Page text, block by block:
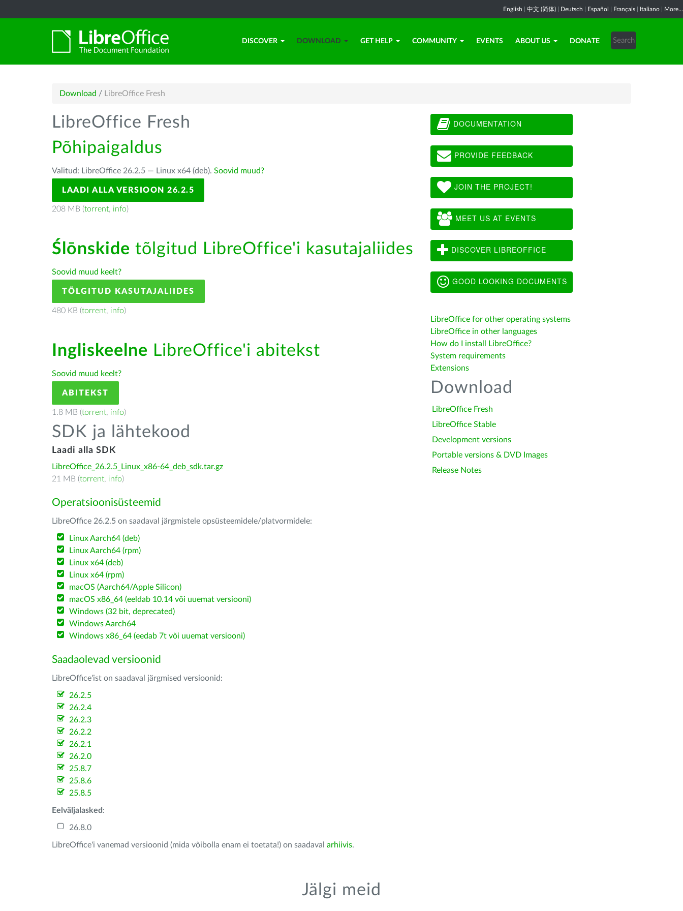
English 中文 (简体) Deutsch Español Français Italiano More...
DISCOVER DOWNLOAD GET HELP COMMUNITY EVENTS ABOUT US DONATE
Download / LibreOffice Fresh
LibreOffice Fresh
Põhipaigaldus
Valitud: LibreOffice 26.2.5 — Linux x64 (deb). Soovid muud?
LAADI ALLA VERSIOON 26.2.5
208 MB (torrent, info)
Ślōnskide tõlgitud LibreOffice'i kasutajaliides
Soovid muud keelt?
TÕLGITUD KASUTAJALIIDES
480 KB (torrent, info)
Ingliskeelne LibreOffice'i abitekst
Soovid muud keelt?
ABITEKST
1.8 MB (torrent, info)
SDK ja lähtekood
Laadi alla SDK
LibreOffice_26.2.5_Linux_x86-64_deb_sdk.tar.gz
21 MB (torrent, info)
Operatsioonisüsteemid
LibreOffice 26.2.5 on saadaval järgmistele opsüsteemidele/platvormidele:
Linux Aarch64 (deb)
Linux Aarch64 (rpm)
Linux x64 (deb)
Linux x64 (rpm)
macOS (Aarch64/Apple Silicon)
macOS x86_64 (eeldab 10.14 või uuemat versiooni)
Windows (32 bit, deprecated)
Windows Aarch64
Windows x86_64 (eedab 7t või uuemat versiooni)
Saadaolevad versioonid
LibreOffice'ist on saadaval järgmised versioonid:
26.2.5
26.2.4
26.2.3
26.2.2
26.2.1
26.2.0
25.8.7
25.8.6
25.8.5
Eelväljalasked :
26.8.0
LibreOffice'i vanemad versioonid (mida võibolla enam ei toetata!) on saadaval arhiivis.
DOCUMENTATION
PROVIDE FEEDBACK
JOIN THE PROJECT!
MEET US AT EVENTS
DISCOVER LIBREOFFICE
GOOD LOOKING DOCUMENTS
LibreOffice for other operating systems
LibreOffice in other languages
How do I install LibreOffice?
System requirements
Extensions
Download
LibreOffice Fresh
LibreOffice Stable
Development versions
Portable versions & DVD Images
Release Notes
Jälgi meid